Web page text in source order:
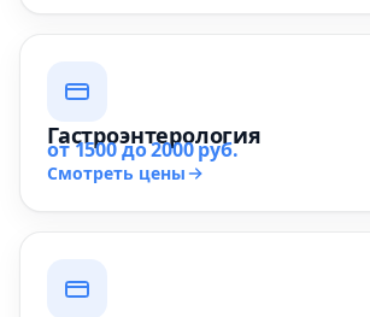
Гастроэнтерология
от 1500 до 2000 руб.
Смотреть цены